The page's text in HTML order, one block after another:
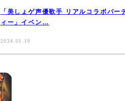
「美しょゲ声優歌手 リアルコラボパー
ィー」イベン…
2024.01.10